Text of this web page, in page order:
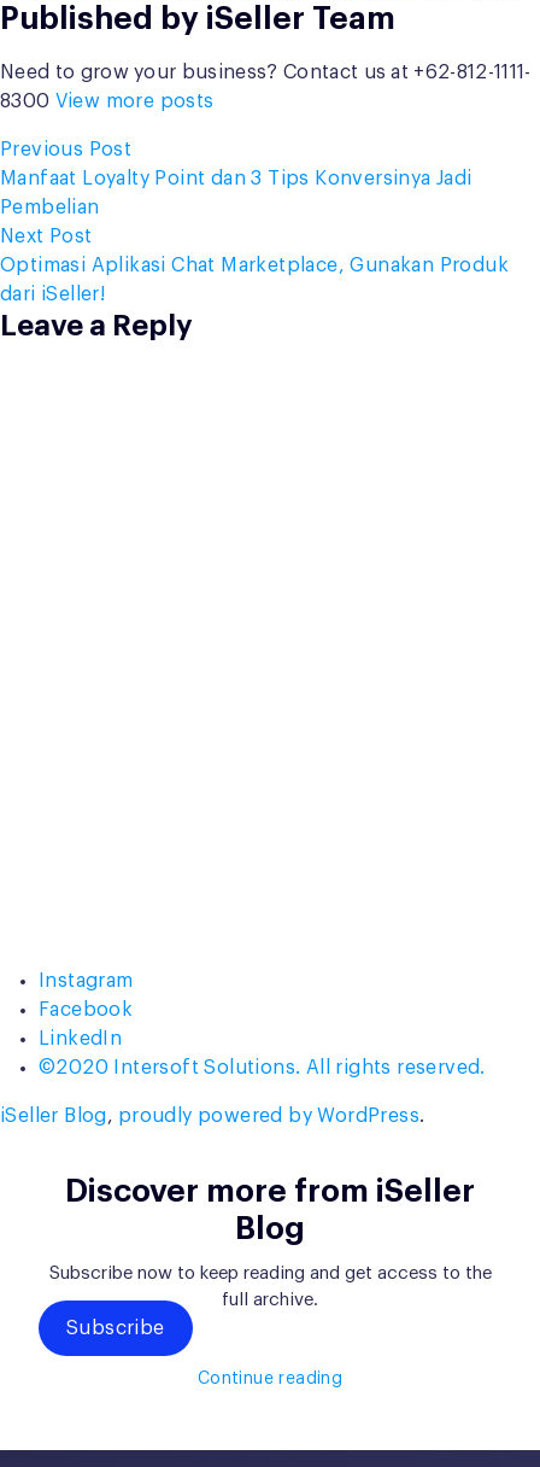
Published by iSeller Team
Need to grow your business? Contact us at +62-812-1111-
8300 View more posts
Post
navigation
Previous Post
post:
Manfaat Loyalty Point dan 3 Tips Konversinya Jadi
Pembelian
Next Post
post:
Optimasi Aplikasi Chat Marketplace, Gunakan Produk
dari iSeller!
Leave a Reply
Instagram
Facebook
LinkedIn
©2020 Intersoft Solutions. All rights reserved.
iSeller Blog, proudly powered by WordPress.
Discover more from iSeller
Blog
Subscribe now to keep reading and get access to the
full archive.
Subscribe
Continue reading